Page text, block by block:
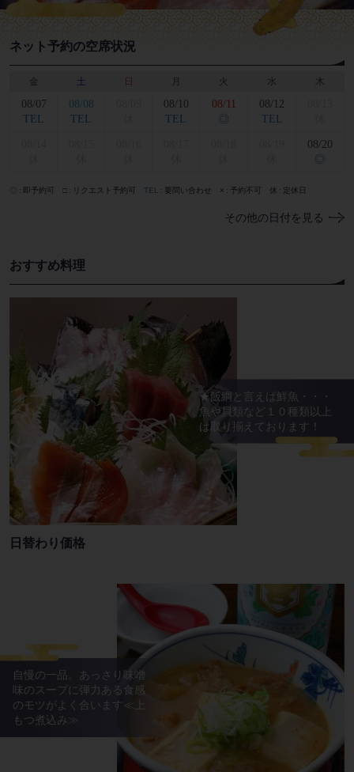
ネット予約の空席状況
金 土 日 火 水 木
08/07
TEL
08/08
TEL
08/10
TEL
08/11
◎
08/12
TEL
08/20
◎
即予約可 □ リクエスト予約可 TEL 要問い合わせ × 予約不可 休 定休日
その他の日付を見る
おすすめ料理
★飯綱と言えば鮮魚・・・
魚や貝類など１０種類以上
は取り揃えております！
日替わり価格
自慢の一品。あっさり味噌
味のスープに弾力ある食感
のモツがよく合います≪上
もつ煮込み≫